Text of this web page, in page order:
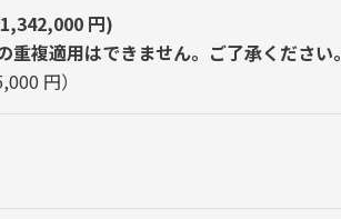
円)
複適用はできません。ご了承ください。
円）